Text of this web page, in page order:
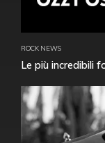
ROCK NEWS
Le più incredibili